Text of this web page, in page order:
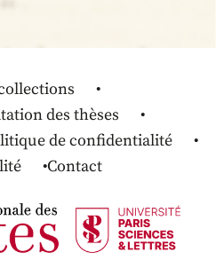
des thèses
de confidentialité
Contact